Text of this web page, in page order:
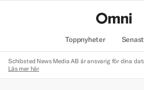
Toppnyheter
Schibsted News Media AB är ansvarig för dina
Läs mer här